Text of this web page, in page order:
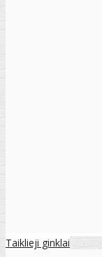
Taiklieji ginklai